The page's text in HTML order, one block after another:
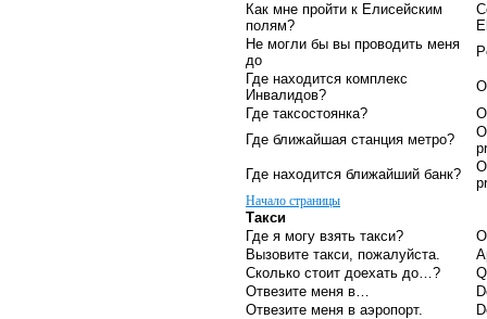
Как мне пройти к Елисейским
полям?
Не могли бы вы проводить меня
до
Где находится комплекс
Инвалидов?
Где таксостоянка?
Где ближайшая станция метро?
Где находится ближайший банк?
Начало страницы
Такси
Где я могу взять такси?
Вызовите такси, пожалуйста.
Сколько стоит доехать до…?
Отвезите меня в…
Отвезите меня в аэропорт.